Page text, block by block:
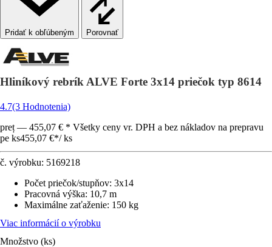
Porovnať
Hliníkový rebrík ALVE Forte 3x14 priečok typ 8614
4.7(3 Hodnotenia)
preț — 455,07 € * Všetky ceny vr. DPH a bez nákladov na prepravu
pe ks455,07 €*/ ks
č. výrobku: 5169218
Počet priečok/stupňov: 3x14
Pracovná výška: 10,7 m
Maximálne zaťaženie: 150 kg
Viac informácií o výrobku
Množstvo (ks)